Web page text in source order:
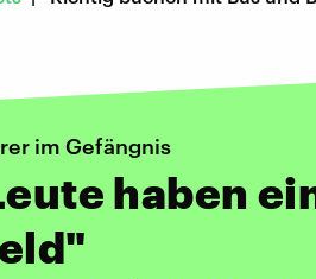
im Gefängnis
haben